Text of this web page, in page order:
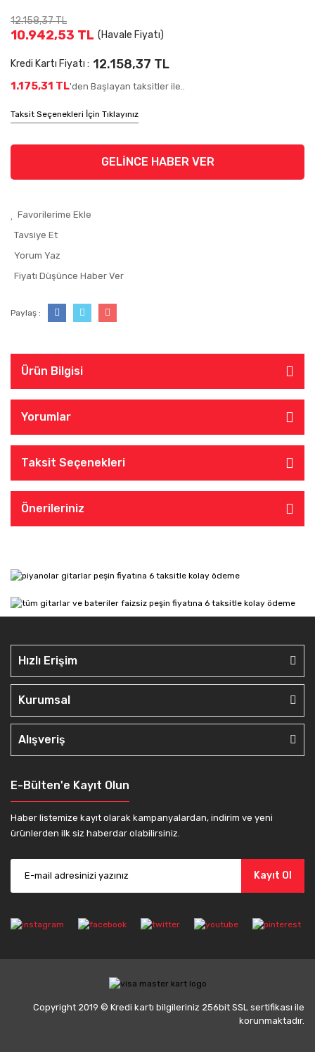
12.158,37 TL
10.942,53 TL (Havale Fiyatı)
Kredi Kartı Fiyatı : 12.158,37 TL
1.175,31 TL'den Başlayan taksitler ile..
Taksit Seçenekleri İçin Tıklayınız
GELİNCE HABER VER
Tavsiye Et
Yorum Yaz
Fiyatı Düşünce Haber Ver
Paylaş :
Ürün Bilgisi
Yorumlar
Taksit Seçenekleri
Önerileriniz
Hızlı Erişim
Kurumsal
Alışveriş
E-Bülten'e Kayıt Olun
Haber listemize kayıt olarak kampanyalardan, indirim ve yeni
ürünlerden ilk siz haberdar olabilirsiniz.
Kayıt Ol
Copyright 2019 © Kredi kartı bilgileriniz 256bit SSL sertifikası ile
korunmaktadır.